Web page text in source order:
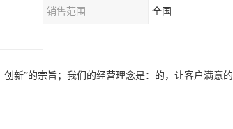
销售范围 全国
新”的宗旨；我们的经营理念是：的，让客户满意